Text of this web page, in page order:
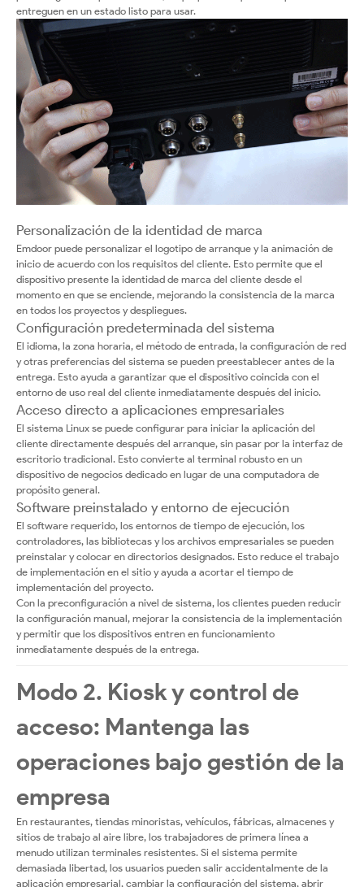
entreguen en un estado listo para usar.
Personalización de la identidad de marca
Emdoor puede personalizar el logotipo de arranque y la animación de
inicio de acuerdo con los requisitos del cliente. Esto permite que el
dispositivo presente la identidad de marca del cliente desde el
momento en que se enciende, mejorando la consistencia de la marca
en todos los proyectos y despliegues.
Configuración predeterminada del sistema
El idioma, la zona horaria, el método de entrada, la configuración de red
y otras preferencias del sistema se pueden preestablecer antes de la
entrega. Esto ayuda a garantizar que el dispositivo coincida con el
entorno de uso real del cliente inmediatamente después del inicio.
Acceso directo a aplicaciones empresariales
El sistema Linux se puede configurar para iniciar la aplicación del
cliente directamente después del arranque, sin pasar por la interfaz de
escritorio tradicional. Esto convierte al terminal robusto en un
dispositivo de negocios dedicado en lugar de una computadora de
propósito general.
Software preinstalado y entorno de ejecución
El software requerido, los entornos de tiempo de ejecución, los
controladores, las bibliotecas y los archivos empresariales se pueden
preinstalar y colocar en directorios designados. Esto reduce el trabajo
de implementación en el sitio y ayuda a acortar el tiempo de
implementación del proyecto.
Con la preconfiguración a nivel de sistema, los clientes pueden reducir
la configuración manual, mejorar la consistencia de la implementación
y permitir que los dispositivos entren en funcionamiento
inmediatamente después de la entrega.
Modo 2. Kiosk y control de
acceso: Mantenga las
operaciones bajo gestión de la
empresa
En restaurantes, tiendas minoristas, vehículos, fábricas, almacenes y
sitios de trabajo al aire libre, los trabajadores de primera línea a
menudo utilizan terminales resistentes. Si el sistema permite
demasiada libertad, los usuarios pueden salir accidentalmente de la
aplicación empresarial, cambiar la configuración del sistema, abrir